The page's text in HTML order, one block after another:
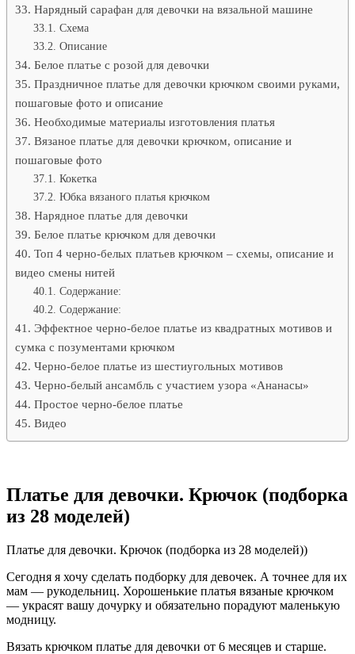
Нарядный сарафан для девочки на вязальной машине
Схема
Описание
​Белое платье с розой для девочки
Праздничное платье для девочки крючком своими руками,
пошаговые фото и описание
Необходимые материалы изготовления платья
Вязаное платье для девочки крючком, описание и
пошаговые фото
Кокетка
Юбка вязаного платья крючком
Нарядное платье для девочки
Белое платье крючком для девочки
Топ 4 черно-белых платьев крючком – схемы, описание и
видео смены нитей
Содержание:
Содержание:
Эффектное черно-белое платье из квадратных мотивов и
сумка с позументами крючком
Черно-белое платье из шестиугольных мотивов
Черно-белый ансамбль с участием узора «Ананасы»
Простое черно-белое платье
Видео
Платье для девочки. Крючок (подборка
из 28 моделей)
Платье для девочки. Крючок (подборка из 28 моделей))
Сегодня я хочу сделать подборку для девочек. А точнее для их
мам — рукодельниц. Хорошенькие платья вязаные крючком
— украсят вашу дочурку и обязательно порадуют маленькую
модницу.
Вязать крючком платье для девочки от 6 месяцев и старше.